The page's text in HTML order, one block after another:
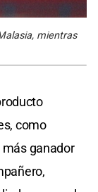
mientras
como
más ganador